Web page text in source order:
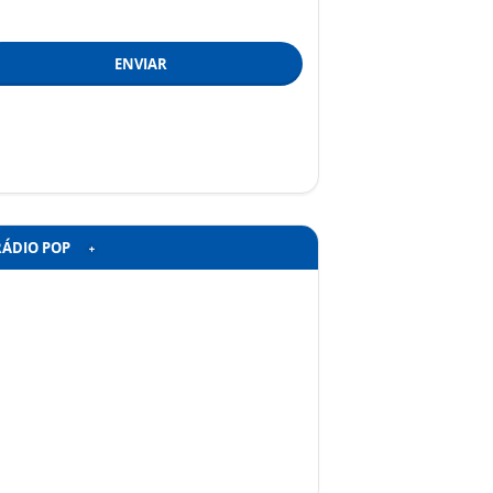
ENVIAR
POP